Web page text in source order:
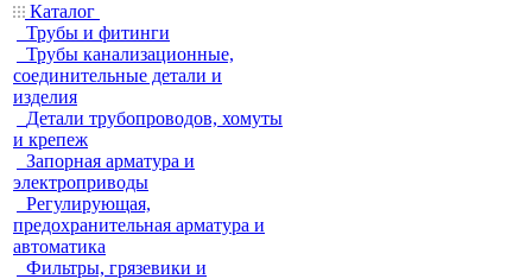
Каталог
Трубы и фитинги
Трубы канализационные,
соединительные детали и
изделия
Детали трубопроводов, хомуты
и крепеж
Запорная арматура и
электроприводы
Регулирующая,
предохранительная арматура и
автоматика
Фильтры, грязевики и